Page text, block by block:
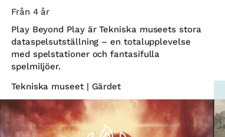
Från 4 år
Play Beyond Play är Tekniska museets stora
dataspelsutställning – en totalupplevelse
med spelstationer och fantasifulla
spelmiljöer.
Tekniska museet | Gärdet